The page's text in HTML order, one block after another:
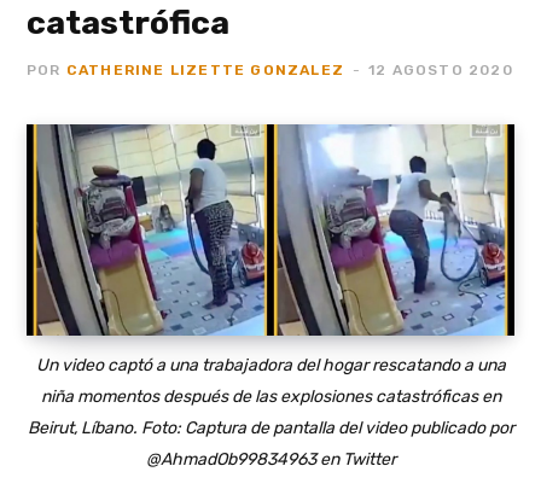
catastrófica
POR CATHERINE LIZETTE GONZALEZ 12 AGOSTO 2020
Un video captó a una trabajadora del hogar rescatando a una
niña momentos después de las explosiones catastróficas en
Beirut, Líbano. Foto: Captura de pantalla del video publicado por
@AhmadOb99834963 en Twitter